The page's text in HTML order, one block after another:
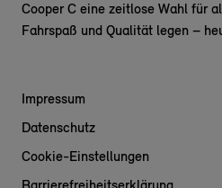
Cooper C eine zeitlose Wahl für
Fahrspaß und Qualität legen –
Impressum
Datenschutz
Cookie-Einstellungen